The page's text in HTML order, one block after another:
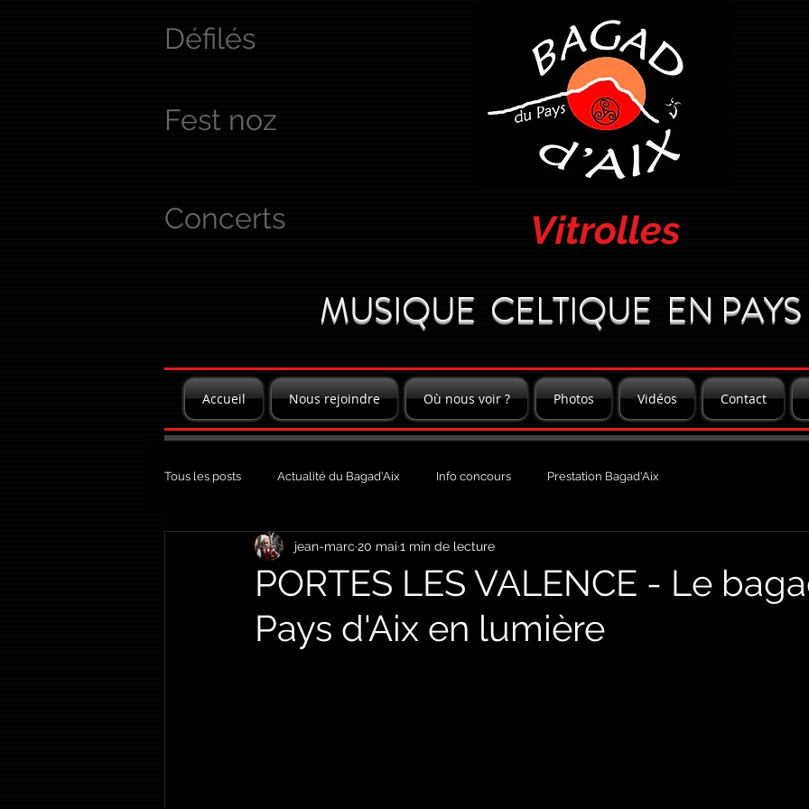
Défilés
Fest noz
Concerts Vitrolles
MUSIQUE CELTIQUE EN
Accueil Nous rejoindre Où nous voir ? Photos Vidéos Contact
Tous les posts Actualité du Bagad'Aix Info concours Prestation Bagad'Aix
PORTES LES VALENCE - Le
Pays d'Aix en lumière
jean-marc 20 mai 1 min de lecture